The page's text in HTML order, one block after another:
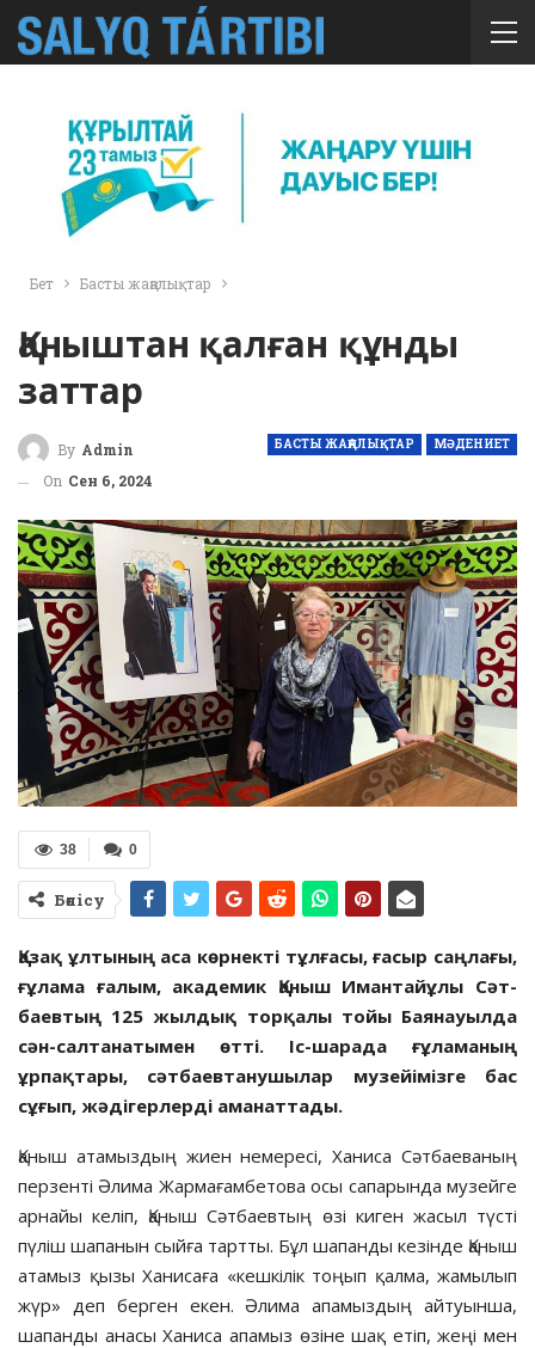
Бет Басты жаңалықтар
Қаныштан қалған құнды
заттар
БАСТЫ ЖАҢАЛЫҚТАР МӘДЕНИЕТ
By Admin
On Сен 6, 2024
0
38
Бөлісу
Қ
азақ ұлтының аса көрнекті тұлғасы, ғасыр саңлағы,
ғұлама ғалым, академик Қаныш Имантайұлы Сәт­
баевтың 125 жылдық торқалы тойы Баянауылда
сән-салта­натымен өтті. Іс-шарада ғұламаның
ұрпақтары, сәтбаев­танушылар музейімізге бас
сұғып, жәдігерлерді аманаттады.
Қаныш атамыздың жиен не­мересі, Ханиса Сәт­баеваның
перзенті Әлима Жармағамбетова осы сапарында музейге
арнайы келіп, Қаныш Сәтбаевтың өзі киген жасыл түсті
пүліш шапанын сыйға тартты. Бұл шапанды кезінде Қаныш
атамыз қызы Ханисаға «кешкілік то­ңып қалма, жамылып
жүр» деп берген екен. Әлима апамыздың айтуынша,
шапанды анасы Ханиса апамыз өзіне шақ етіп, жеңі мен